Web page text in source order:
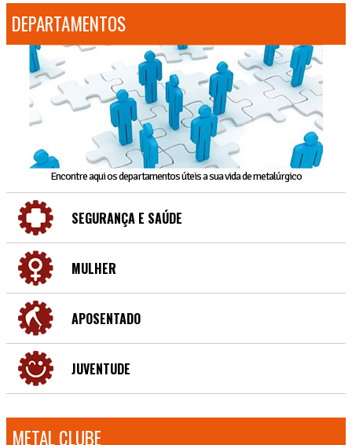
DEPARTAMENTOS
Encontre aqui os departamentos úteis a sua vida de metalúrgico
SEGURANÇA E SAÚDE
MULHER
APOSENTADO
JUVENTUDE
METAL CLUBE